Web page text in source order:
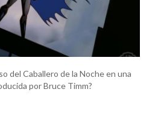
del Caballero de la Noche en una
por Bruce Timm?